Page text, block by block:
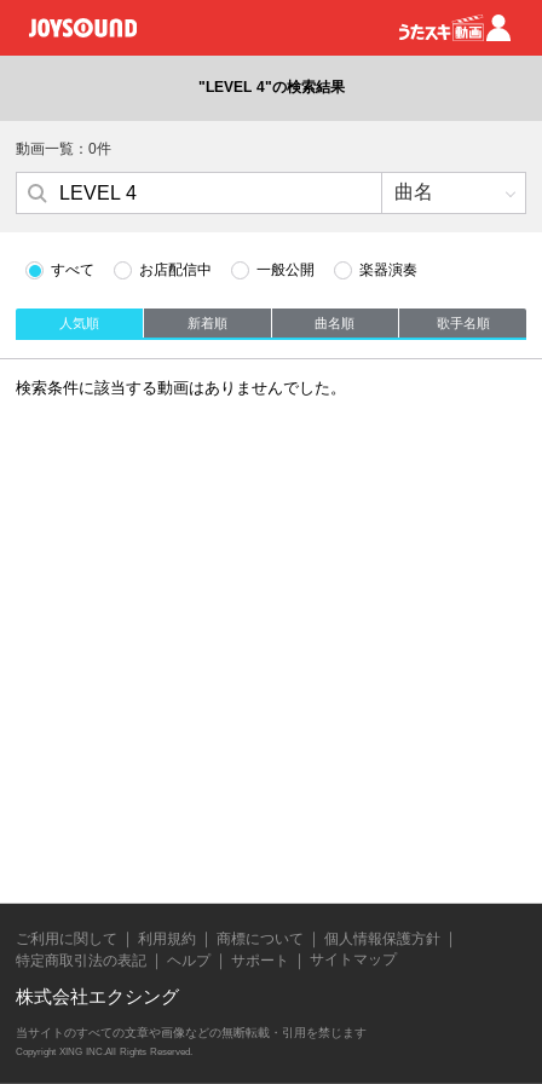
"LEVEL 4"の検索結果
動画一覧：0件
すべて お店配信中 一般公開 楽器演奏
人気順 新着順 曲名順 歌手名順
検索条件に該当する動画はありませんでした。
ご利用に関して 利用規約 商標について
個人情報保護方針
特定商取引法の表記
ヘルプ サポート サイトマップ
株式会社エクシング
当サイトのすべての文章や画像などの無断転載・引用を禁じます
Copyright XING INC.All Rights Reserved.